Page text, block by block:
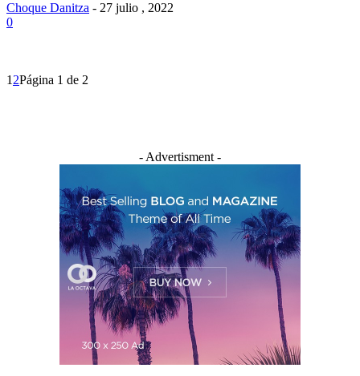
Choque Danitza - 27 julio , 2022
0
1 2Página 1 de 2
- Advertisment -